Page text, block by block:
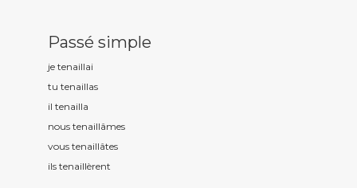
Passé simple
je tenaillai
tu tenaillas
il tenailla
nous tenaillâmes
vous tenaillâtes
ils tenaillèrent